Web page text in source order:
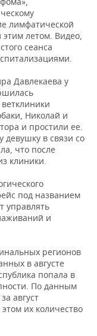
лимфатической
летом. Видео,
сеанса
Давлекаева у
Николай и
и простили ее.
девушку в связи со
что после
клиники.
под названием
управлять
и
регионов
в августе
попала в
По данным
август
их количество